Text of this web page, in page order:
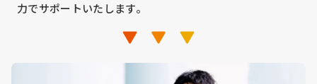
力でサポートいたします。